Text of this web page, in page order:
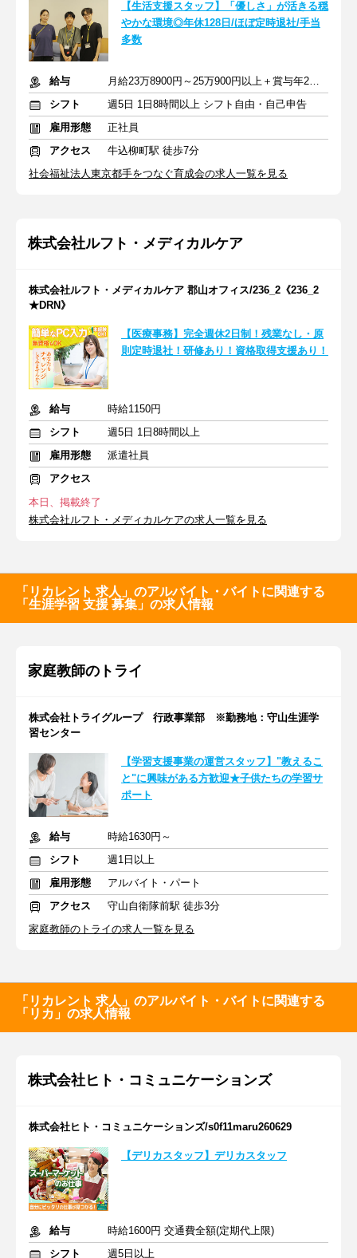
【生活支援スタッフ】「優しさ」が活きる穏
やかな環境◎年休128日/ほぼ定時退社/手当
多数
給与
月給23万8900円～25万900円以上＋賞与年2回＋残業代全額支給
シフト
週5日 1日8時間以上 シフト自由・自己申告
雇用形態
正社員
アクセス
牛込柳町駅 徒歩7分
社会福祉法人東京都手をつなぐ育成会の求人一覧を見る
株式会社ルフト・メディカルケア
株式会社ルフト・メディカルケア 郡山オフィス/236_2《236_2
★DRN》
【医療事務】完全週休2日制！残業なし・原
則定時退社！研修あり！資格取得支援あり！
給与
時給1150円
シフト
週5日 1日8時間以上
雇用形態
派遣社員
アクセス
本日、掲載終了
株式会社ルフト・メディカルケアの求人一覧を見る
「リカレント 求人」のアルバイト・バイトに関連する
「生涯学習 支援 募集」の求人情報
家庭教師のトライ
株式会社トライグループ 行政事業部 ※勤務地：守山生涯学
習センター
【学習支援事業の運営スタッフ】"教えるこ
と"に興味がある方歓迎★子供たちの学習サ
ポート
給与
時給1630円～
シフト
週1日以上
雇用形態
アルバイト・パート
アクセス
守山自衛隊前駅 徒歩3分
家庭教師のトライの求人一覧を見る
「リカレント 求人」のアルバイト・バイトに関連する
「リカ」の求人情報
株式会社ヒト・コミュニケーションズ
株式会社ヒト・コミュニケーションズ/s0f11maru260629
【デリカスタッフ】デリカスタッフ
給与
時給1600円 交通費全額(定期代上限)
シフト
週5日以上